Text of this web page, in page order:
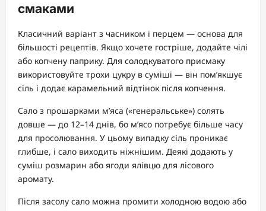
смаками
Класичний варіант з часником і перцем — основа для
більшості рецептів. Якщо хочете гостріше, додайте чілі
або копчену паприку. Для солодкуватого присмаку
використовуйте трохи цукру в суміші — він пом’якшує
сіль і додає карамельний відтінок після копчення.
Сало з прошарками м’яса («генеральське») солять
довше — до 12–14 днів, бо м’ясо потребує більше часу
для просолювання. У цьому випадку сіль проникає
глибше, і сало виходить ніжнішим. Деякі додають у
суміш розмарин або ягоди ялівцю для лісового
аромату.
Після засолу сало можна промити холодною водою або